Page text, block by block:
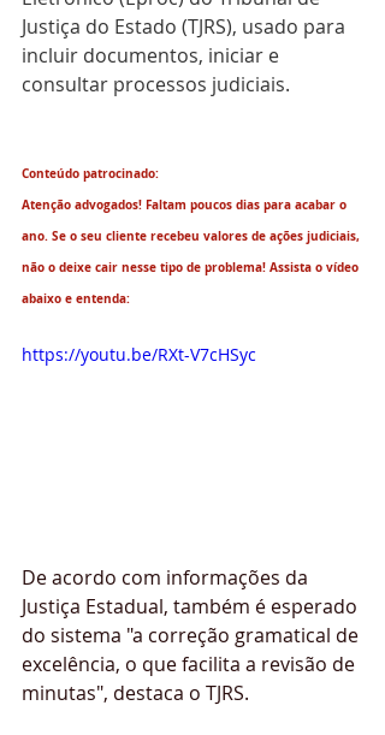
Justiça do Estado (TJRS), usado para
incluir documentos, iniciar e
consultar processos judiciais.
Conteúdo patrocinado:
Atenção advogados! Faltam poucos dias para acabar o
ano. Se o seu cliente recebeu valores de ações judiciais,
não o deixe cair nesse tipo de problema! Assista o vídeo
abaixo e entenda:
https://youtu.be/RXt-V7cHSyc
De acordo com informações da
Justiça Estadual, também é esperado
do sistema "a correção gramatical de
excelência, o que facilita a revisão de
minutas", destaca o TJRS.